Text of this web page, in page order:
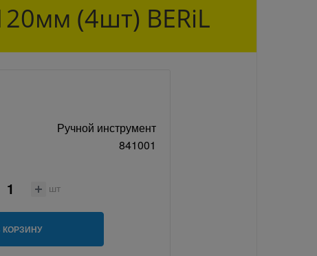
(4шт) BERiL
Ручной инструмент
841001
шт
КОРЗИНУ